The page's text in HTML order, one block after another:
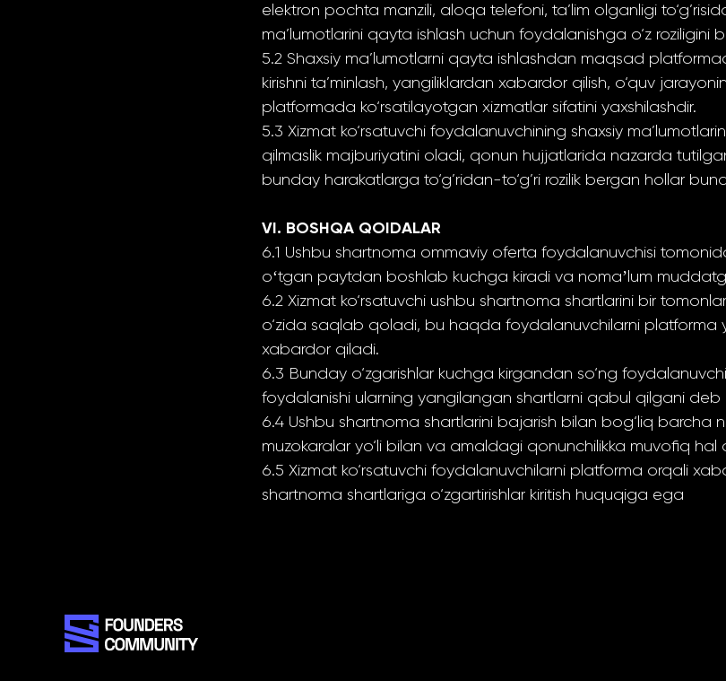
elektron pochta manzili, aloqa telefoni, ta’lim olganligi
ma’lumotlarini qayta ishlash uchun foydalanishga o‘z roziligini
5.2 Shaxsiy ma’lumotlarni qayta ishlashdan maqsad
kirishni ta’minlash, yangiliklardan xabardor qilish, o‘quv
platformada ko‘rsatilayotgan xizmatlar sifatini yaxshilashdir.
5.3 Xizmat ko‘rsatuvchi foydalanuvchining shaxsiy
qilmaslik majburiyatini oladi, qonun hujjatlarida nazarda
bunday harakatlarga to‘g’ridan-to‘g’ri rozilik bergan hollar
VI. BOSHQA QOIDALAR
6.1 Ushbu shartnoma ommaviy oferta foydalanuvchisi
oʻtgan paytdan boshlab kuchga kiradi va nomaʼlum
6.2 Xizmat ko‘rsatuvchi ushbu shartnoma shartlarini bir
o‘zida saqlab qoladi, bu haqda foydalanuvchilarni platforma
xabardor qiladi.
6.3 Bunday o‘zgarishlar kuchga kirgandan so‘ng
foydalanishi ularning yangilangan shartlarni qabul qilgani deb
6.4 Ushbu shartnoma shartlarini bajarish bilan bog‘liq barcha
muzokaralar yo‘li bilan va amaldagi qonunchilikka muvofiq hal
6.5 Xizmat ko‘rsatuvchi foydalanuvchilarni platforma orqali
shartnoma shartlariga o‘zgartirishlar kiritish huquqiga ega